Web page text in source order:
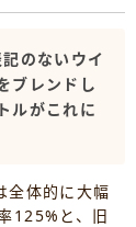
のないウイ
ブレンドし
ルがこれに
全体的に大幅
125%と、旧